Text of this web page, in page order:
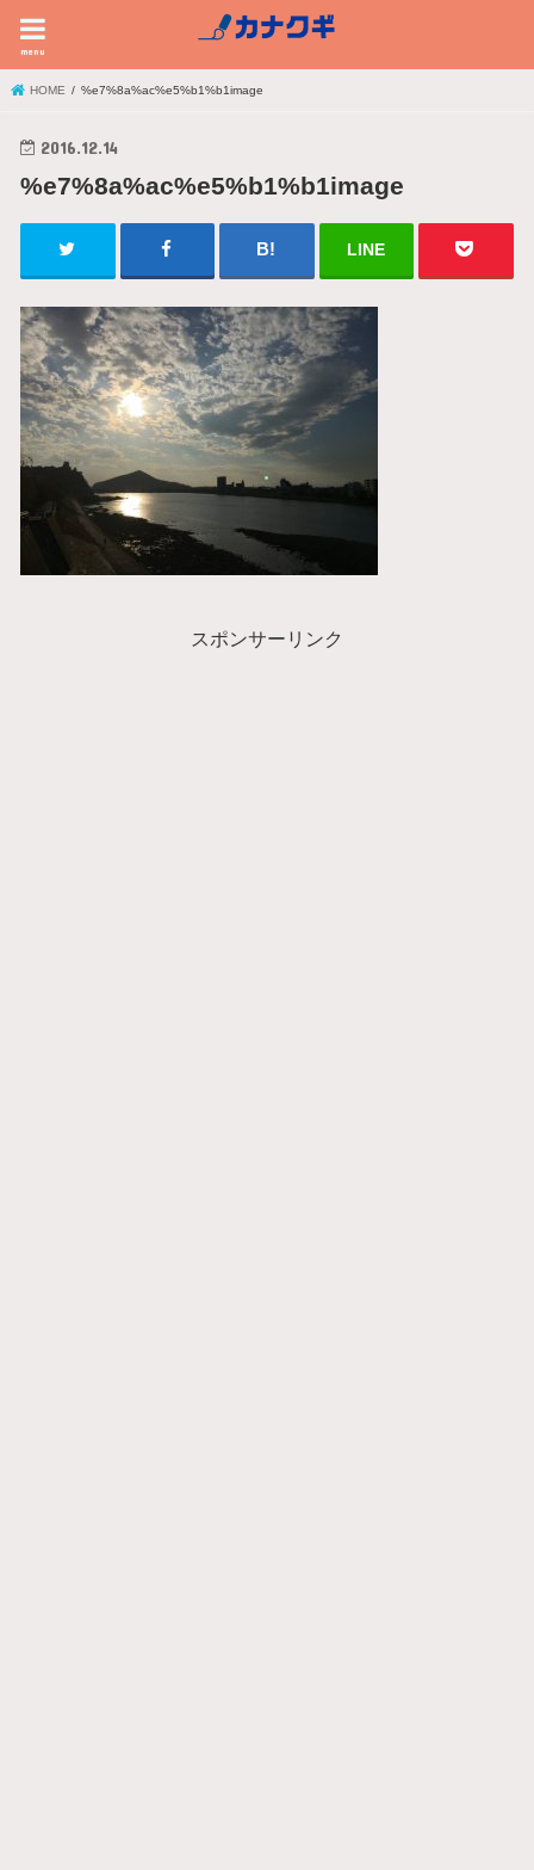
menu
HOME %e7%8a%ac%e5%b1%b1image
2016.12.14
%e7%8a%ac%e5%b1%b1image
LINE
スポンサーリンク